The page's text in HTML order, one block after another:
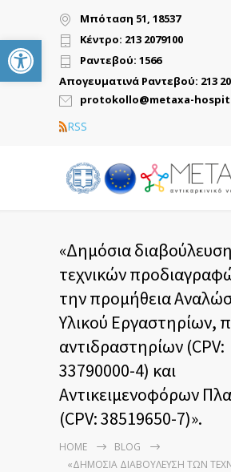
Ανοίξτε τη γραμμή εργαλείων
Μπόταση 51, 18537
Κέντρο: 213 2079100
Ραντεβού: 1566
Απογευματινά Ραντεβού: 213
protokollo@metaxa-
RSS
«Δημόσια
τεχνικών
την προμήθεια
Υλικού Εργαστηρίων,
αντιδραστηρίων (CPV:
33790000-4) και
Αντικειμενοφόρων
(CPV: 38519650-7)».
HOME
BLOG
«ΔΗΜΌΣΙΑ ΔΙΑΒΟΎΛΕΥΣΗ ΤΩΝ